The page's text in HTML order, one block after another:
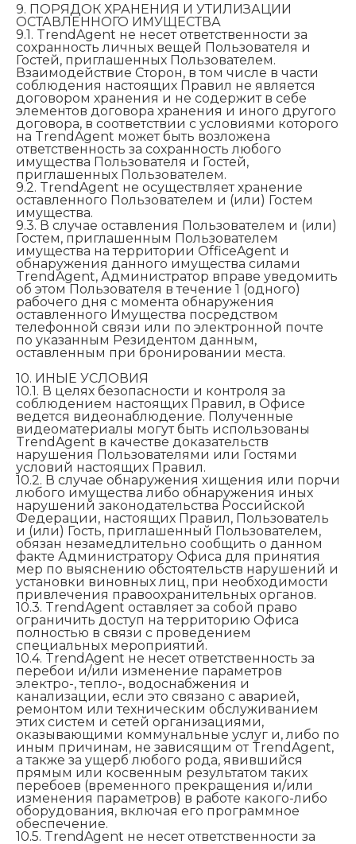
9. ПОРЯДОК ХРАНЕНИЯ И УТИЛИЗАЦИИ
ОСТАВЛЕННОГО ИМУЩЕСТВА
9.1. TrendAgent не несет ответственности за
сохранность личных вещей Пользователя и
Гостей, приглашенных Пользователем.
Взаимодействие Сторон, в том числе в части
соблюдения настоящих Правил не является
договором хранения и не содержит в себе
элементов договора хранения и иного другого
договора, в соответствии с условиями которого
на TrendAgent может быть возложена
ответственность за сохранность любого
имущества Пользователя и Гостей,
приглашенных Пользователем.
9.2. TrendAgent не осуществляет хранение
оставленного Пользователем и (или) Гостем
имущества.
9.3. В случае оставления Пользователем и (или)
Гостем, приглашенным Пользователем
имущества на территории OfficeAgent и
обнаружения данного имущества силами
TrendAgent, Администратор вправе уведомить
об этом Пользователя в течение 1 (одного)
рабочего дня с момента обнаружения
оставленного Имущества посредством
телефонной связи или по электронной почте
по указанным Резидентом данным,
оставленным при бронировании места.
10. ИНЫЕ УСЛОВИЯ
10.1. В целях безопасности и контроля за
соблюдением настоящих Правил, в Офисе
ведется видеонаблюдение. Полученные
видеоматериалы могут быть использованы
TrendAgent в качестве доказательств
нарушения Пользователями или Гостями
условий настоящих Правил.
10.2. В случае обнаружения хищения или порчи
любого имущества либо обнаружения иных
нарушений законодательства Российской
Федерации, настоящих Правил, Пользователь
и (или) Гость, приглашенный Пользователем,
обязан незамедлительно сообщить о данном
факте Администратору Офиса для принятия
мер по выяснению обстоятельств нарушений и
установки виновных лиц, при необходимости
привлечения правоохранительных органов.
10.3. TrendAgent оставляет за собой право
ограничить доступ на территорию Офиса
полностью в связи с проведением
специальных мероприятий.
10.4. TrendAgent не несет ответственность за
перебои и/или изменение параметров
электро-, тепло-, водоснабжения и
канализации, если это связано с аварией,
ремонтом или техническим обслуживанием
этих систем и сетей организациями,
оказывающими коммунальные услуг и, либо по
иным причинам, не зависящим от TrendAgent,
а также за ущерб любого рода, явившийся
прямым или косвенным результатом таких
перебоев (временного прекращения и/или
изменения параметров) в работе какого-либо
оборудования, включая его программное
обеспечение.
10.5. TrendAgent не несет ответственности за